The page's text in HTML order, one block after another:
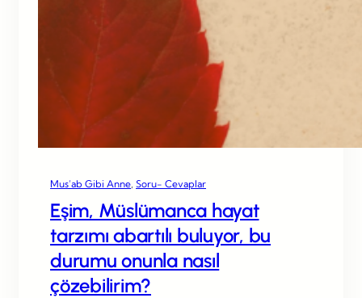
Mus’ab Gibi Anne Soru- Cevaplar
Eşim, Müslümanca hayat
tarzımı abartılı buluyor, bu
durumu onunla nasıl
çözebilirim?